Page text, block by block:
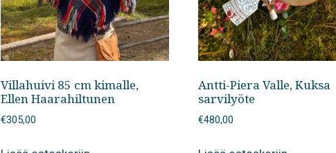
Villahuivi 85 cm kimalle,
Ellen Haarahiltunen
€305,00
Antti-Piera Valle, Kuksa
sarvilyöte
€480,00